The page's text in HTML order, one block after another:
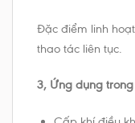
Đặc điểm linh
thao tác liên tục.
3, Ứng dụng